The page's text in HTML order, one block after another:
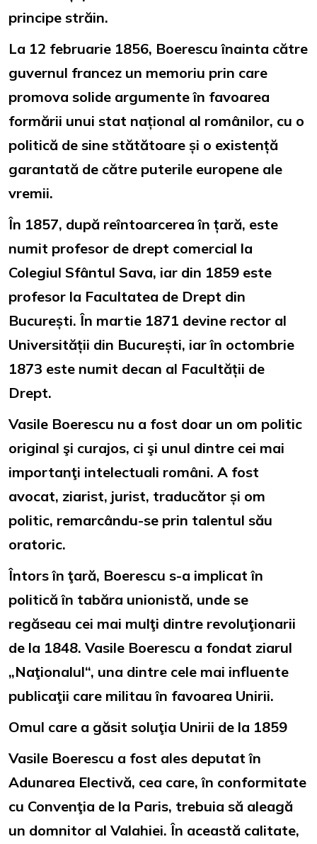
principe străin.
La 12 februarie 1856, Boerescu înainta către
guvernul francez un memoriu prin care
promova solide argumente în favoarea
formării unui stat național al românilor, cu o
politică de sine stătătoare și o existență
garantată de către puterile europene ale
vremii.
În 1857, după reîntoarcerea în țară, este
numit profesor de drept comercial la
Colegiul Sfântul Sava, iar din 1859 este
profesor la Facultatea de Drept din
București. În martie 1871 devine rector al
Universității din București, iar în octombrie
1873 este numit decan al Facultății de
Drept.
Vasile Boerescu nu a fost doar un om politic
original şi curajos, ci şi unul dintre cei mai
importanţi intelectuali români. A fost
avocat, ziarist, jurist, traducător și om
politic, remarcându-se prin talentul său
oratoric.
Întors în ţară, Boerescu s-a implicat în
politică în tabăra unionistă, unde se
regăseau cei mai mulţi dintre revoluţionarii
de la 1848. Vasile Boerescu a fondat ziarul
„Naţionalul“, una dintre cele mai influente
publicaţii care militau în favoarea Unirii.
Omul care a găsit soluţia Unirii de la 1859
Vasile Boerescu a fost ales deputat în
Adunarea Electivă, cea care, în conformitate
cu Convenţia de la Paris, trebuia să aleagă
un domnitor al Valahiei. În această calitate,